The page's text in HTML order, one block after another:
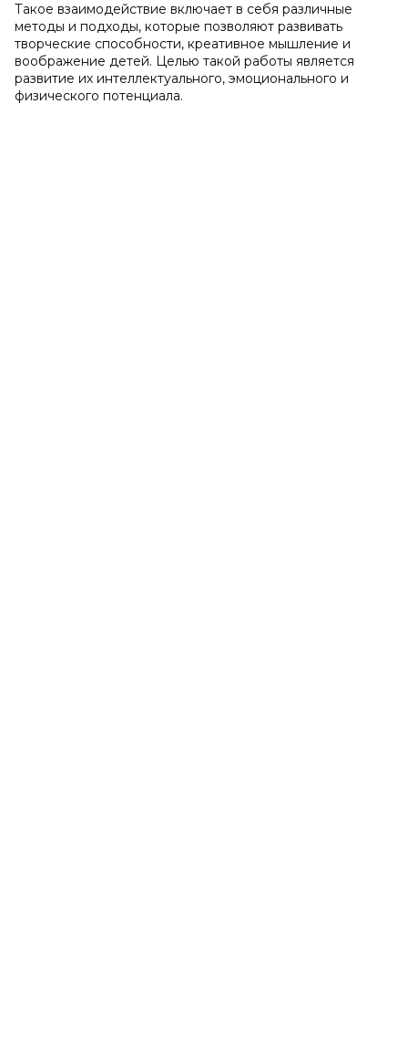
Такое взаимодействие включает в себя различные
методы и подходы, которые позволяют развивать
творческие способности, креативное мышление и
воображение детей. Целью такой работы является
развитие их интеллектуального, эмоционального и
физического потенциала.